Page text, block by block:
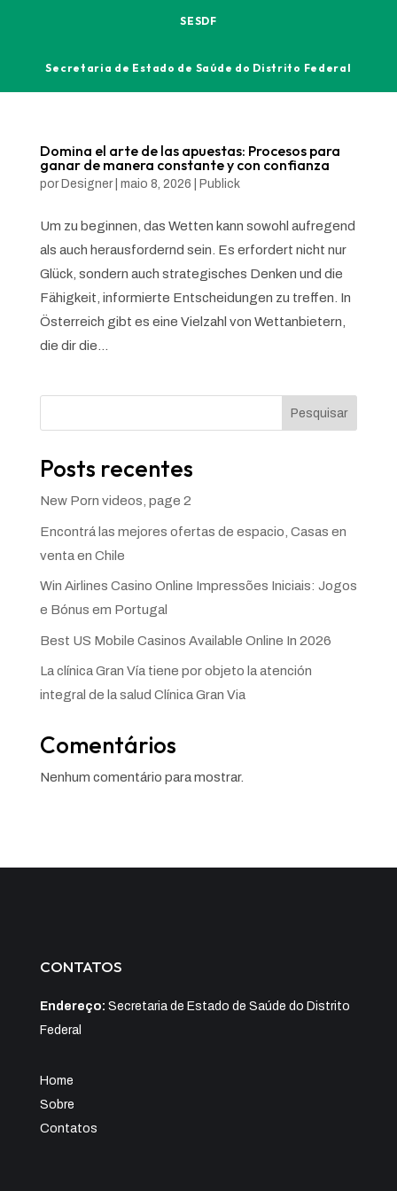
SESDF
Secretaria de Estado de Saúde do Distrito Federal
Domina el arte de las apuestas: Procesos para
ganar de manera constante y con confianza
por Designer| maio 8, 2026 Publick
Um zu beginnen, das Wetten kann sowohl aufregend
als auch herausfordernd sein. Es erfordert nicht nur
Glück, sondern auch strategisches Denken und die
Fähigkeit, informierte Entscheidungen zu treffen. In
Österreich gibt es eine Vielzahl von Wettanbietern,
die dir die...
Pesquisar
Posts recentes
New Porn videos, page 2
Encontrá las mejores ofertas de espacio, Casas en
venta en Chile
Win Airlines Casino Online Impressões Iniciais: Jogos
e Bónus em Portugal
Best US Mobile Casinos Available Online In 2026
La clínica Gran Vía tiene por objeto la atención
integral de la salud Clínica Gran Via
Comentários
Nenhum comentário para mostrar.
CONTATOS
Endereço: Secretaria de Estado de Saúde do Distrito
Federal
Home
Sobre
Contatos